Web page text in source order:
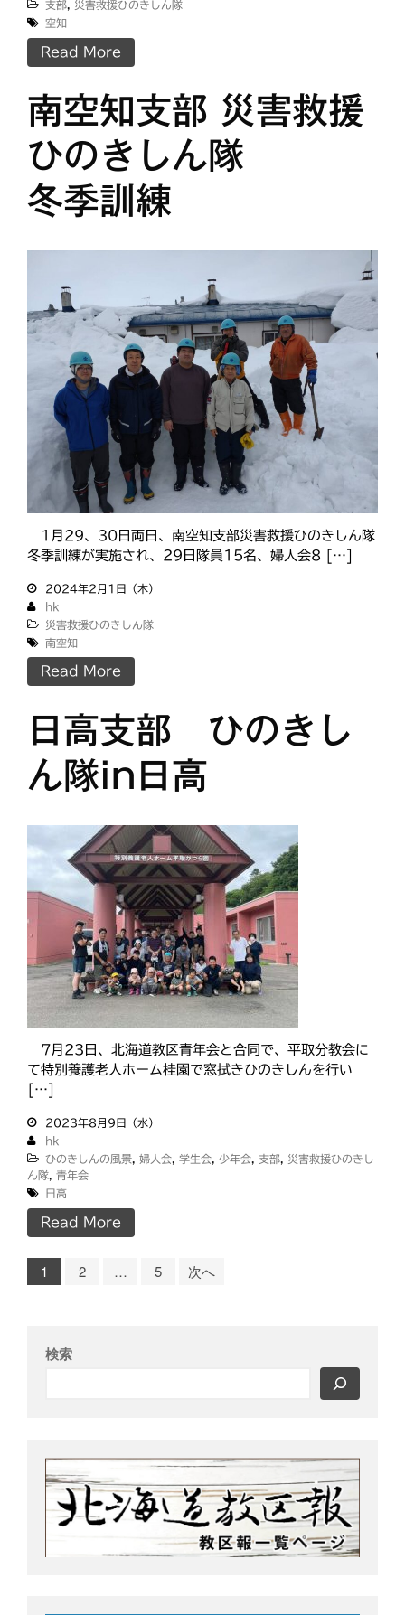
支部
災害救援ひのきしん隊
空知
Read More
南空知支部 災害救援
ひのきしん隊
冬季訓練
1月29、30日両日、南空知支部災害救援ひのきしん隊
冬季訓練が実施され、29日隊員15名、婦人会8 […]
2024年2月1日（木）
hk
災害救援ひのきしん隊
南空知
Read More
日高支部 ひのきし
ん隊in日高
7月23日、北海道教区青年会と合同で、平取分教会に
て特別養護老人ホーム桂園で窓拭きひのきしんを行い
[…]
2023年8月9日（水）
hk
ひのきしんの風景, 婦人会, 学生会, 少年会, 支部, 災害救援ひのきし
ん隊, 青年会
日高
Read More
1 2 … 5 次へ
検索